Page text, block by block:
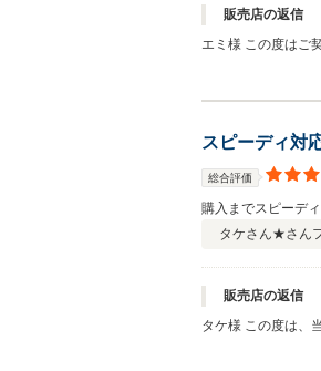
販売店の返信
エミ様 この度はご
スピーディ対
総合評価
購入までスピーデ
タケさん★さん
販売店の返信
タケ様 この度は、当店をご利用下さいまして、誠に有難う御座いました。 納車までに日程におきましても、年末ギリギリとなってしまいまして、誠に申し訳御座いませんでした。